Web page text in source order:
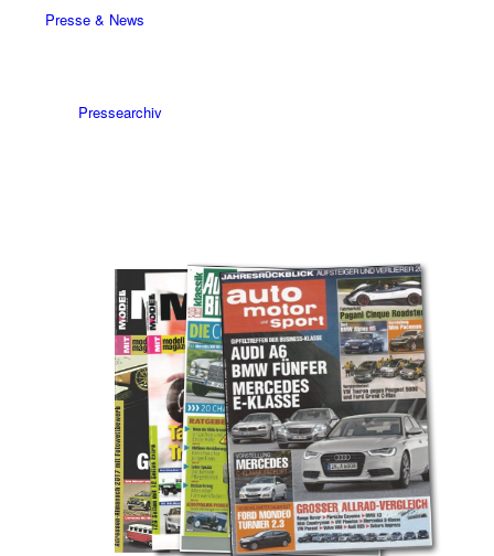
Presse & News
Pressearchiv